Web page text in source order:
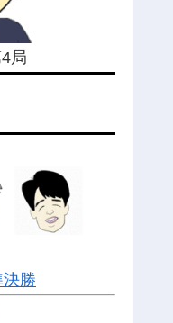
局
勝